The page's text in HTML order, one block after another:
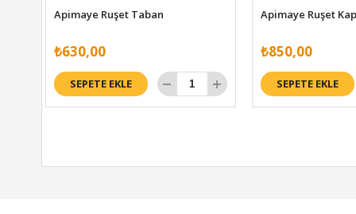
Apimaye Ruşet Taban
₺630,00
SEPETE EKLE
Apimaye Ruşet
₺850,00
SEPETE EKLE